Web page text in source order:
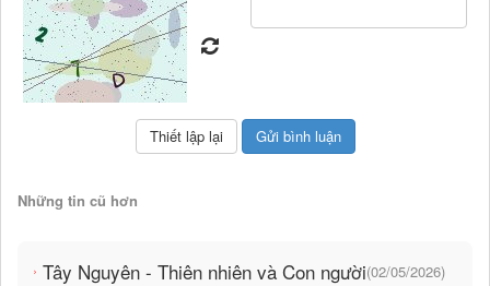
Những tin cũ hơn
Tây Nguyên - Thiên nhiên và Con người(02/05/2026)